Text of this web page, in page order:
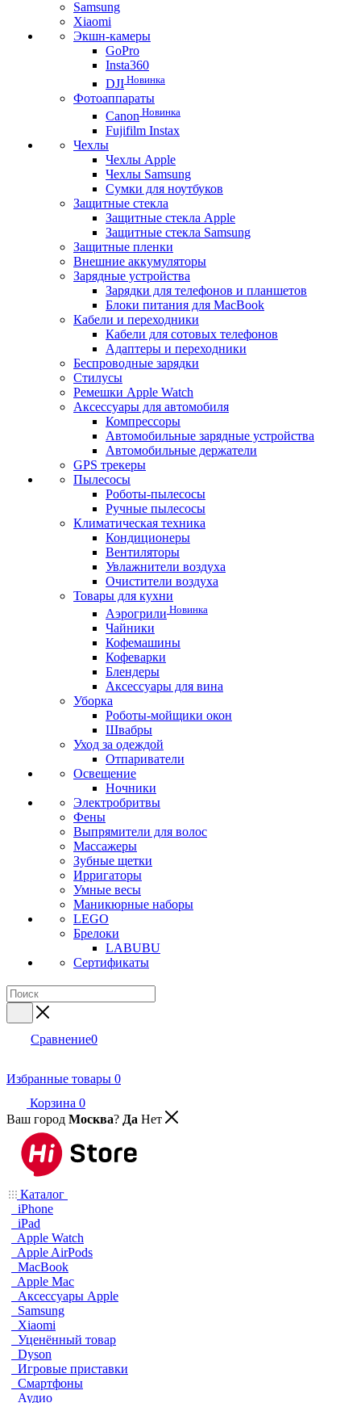
Samsung
Xiaomi
Экшн-камеры
GoPro
Insta360
DJI Новинка
Фотоаппараты
Canon Новинка
Fujifilm Instax
Чехлы
Чехлы Apple
Чехлы Samsung
Сумки для ноутбуков
Защитные стекла
Защитные стекла Apple
Защитные стекла Samsung
Защитные пленки
Внешние аккумуляторы
Зарядные устройства
Зарядки для телефонов и планшетов
Блоки питания для MacBook
Кабели и переходники
Кабели для сотовых телефонов
Адаптеры и переходники
Беспроводные зарядки
Стилусы
Ремешки Apple Watch
Аксессуары для автомобиля
Компрессоры
Автомобильные зарядные устройства
Автомобильные держатели
GPS трекеры
Пылесосы
Роботы-пылесосы
Ручные пылесосы
Климатическая техника
Кондиционеры
Вентиляторы
Увлажнители воздуха
Очистители воздуха
Товары для кухни
Аэрогрили Новинка
Чайники
Кофемашины
Кофеварки
Блендеры
Аксессуары для вина
Уборка
Роботы-мойщики окон
Швабры
Уход за одеждой
Отпариватели
Освещение
Ночники
Электробритвы
Фены
Выпрямители для волос
Массажеры
Зубные щетки
Ирригаторы
Умные весы
Маникюрные наборы
LEGO
Брелоки
LABUBU
Сертификаты
Сравнение0
Избранные товары 0
Корзина 0
Ваш город Москва? Да Нет
Каталог
iPhone
iPad
Apple Watch
Apple AirPods
MacBook
Apple Mac
Аксессуары Apple
Samsung
Xiaomi
Уценённый товар
Dyson
Игровые приставки
Смартфоны
Аудио